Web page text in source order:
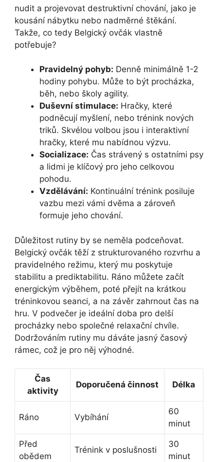
nudit a projevovat destruktivní chování, jako je
kousání nábytku nebo nadměrné štěkání.
Takže, co tedy Belgický ovčák vlastně
potřebuje?
Pravidelný pohyb: Denně minimálně 1-2
hodiny pohybu. Může to být procházka,
běh, nebo školy agility.
Duševní stimulace: Hračky, které
podněcují myšlení, nebo trénink nových
triků. Skvélou volbou jsou i interaktivní
hračky, které mu nabídnou výzvu.
Socializace: Čas strávený s ostatními psy
a lidmi je klíčový pro jeho celkovou
pohodu.
Vzdělávání: Kontinuální trénink posiluje
vazbu mezi vámi dvěma a zároveň
formuje jeho chování.
Důležitost rutiny by se neměla podceňovat.
Belgický ovčák těží z strukturovaného rozvrhu a
pravidelného režimu, který mu poskytuje
stabilitu a prediktabilitu. Ráno můžete začít
energickým výběhem, poté přejít na krátkou
tréninkovou seanci, a na závěr zahrnout čas na
hru. V podvečer je ideální doba pro delší
procházky nebo společné relaxační chvíle.
Dodržováním rutiny mu dáváte jasný časový
rámec, což je pro něj výhodné.
Čas
aktivity
Doporučená činnost Délka
Ráno Vybíhání
60
minut
Před
obědem
Trénink v poslušnosti
30
minut